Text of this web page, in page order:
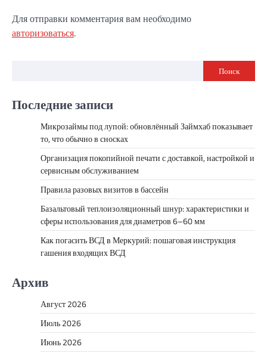
Для отправки комментария вам необходимо
авторизоваться.
Поиск
Последние записи
Микрозаймы под лупой: обновлённый Займхаб показывает
то, что обычно в сносках
Организация покопийной печати с доставкой, настройкой и
сервисным обслуживанием
Правила разовых визитов в бассейн
Базальтовый теплоизоляционный шнур: характеристики и
сферы использования для диаметров 6–60 мм
Как погасить ВСД в Меркурий: пошаговая инструкция
гашения входящих ВСД
Архив
Август 2026
Июль 2026
Июнь 2026